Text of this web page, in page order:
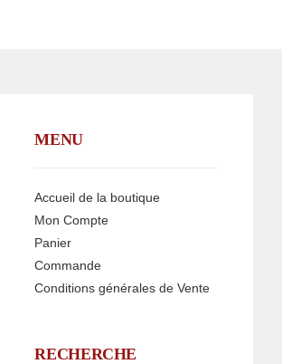
MENU
Accueil de la boutique
Mon Compte
Panier
Commande
Conditions générales de Vente
RECHERCHE